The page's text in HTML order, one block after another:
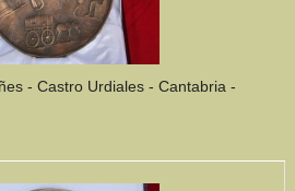
- Castro Urdiales - Cantabria -